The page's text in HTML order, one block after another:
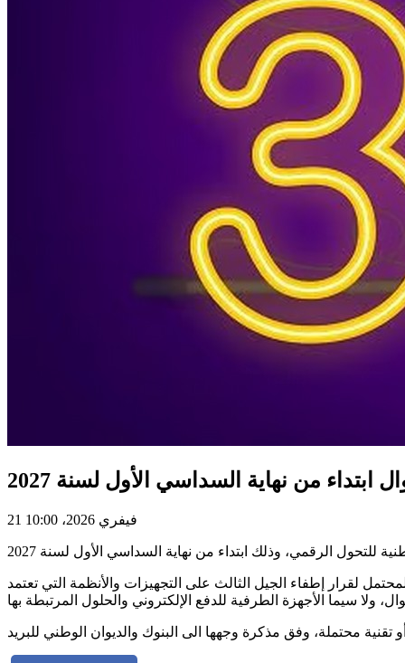
ابتداء من نهاية السداسي الأول لسنة 2027
21 فيفري 2026، 10:00
لقرار إطفاء الجيل الثالث على التجهيزات والأنظمة التي تعتمد